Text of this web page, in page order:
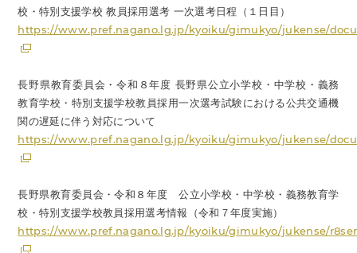
校・特別支援学校 教員採用選考 一次選考日程（１日目）
https://www.pref.nagano.lg.jp/kyoiku/gimukyo/jukense/
長野県教育委員会・令和８年度 長野県公立小学校・中学校・義務
教育学校・特別支援学校教員採用一次選考試験における公共交通機
関の遅延に伴う対応について
https://www.pref.nagano.lg.jp/kyoiku/gimukyo/jukense/
長野県教育委員会・令和８年度 公立小学校・中学校・義務教育学
校・特別支援学校教員採用選考情報（令和７年度実施）
https://www.pref.nagano.lg.jp/kyoiku/gimukyo/jukense/